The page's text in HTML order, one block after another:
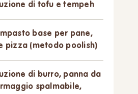
di tofu e tempeh
base per pane,
pizza (metodo poolish)
di burro, panna da
spalmabile,